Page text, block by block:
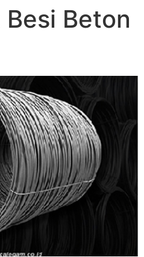
Besi Beton